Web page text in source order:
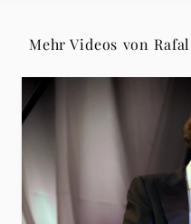
Grammophon
Mehr Videos von